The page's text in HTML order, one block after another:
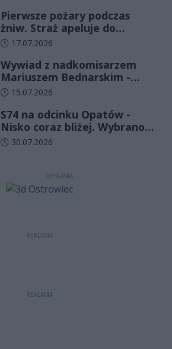
ślubowanie
Pierwsze pożary podczas
żniw. Straż apeluje do
rolników o ostrożność
Data dodania artykułu:
17.07.2026
Wywiad z nadkomisarzem
Mariuszem Bednarskim -
Wydział Ruchu Drogowego
w Kielcach
Data dodania artykułu:
15.07.2026
S74 na odcinku Opatów -
Nisko coraz bliżej. Wybrano
wykonawcę kolejnego
Data dodania artykułu:
30.07.2026
REKLAMA
REKLAMA
REKLAMA